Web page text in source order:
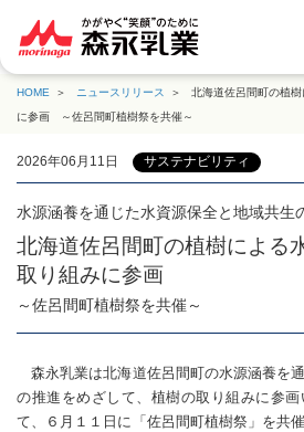
HOME ニュースリリース
北海道佐呂間町の植
に参画 ～佐呂間町植樹祭を共催～
2026年06月11日 サステナビリティ
水源涵養を通じた水資源保全と地域共生
北海道佐呂間町の植樹による
取り組みに参画
～佐呂間町植樹祭を共催～
森永乳業は北海道佐呂間町の水源涵養を
の推進をめざして、植樹の取り組みに参
て、６月１１日に「佐呂間町植樹祭」を共